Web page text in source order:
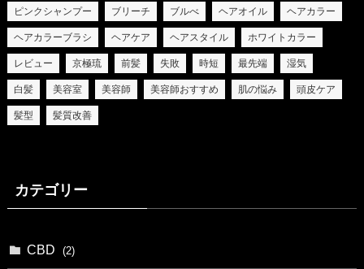
ピンクシャンプー ブリーチ ブルべ ヘアオイル ヘアカラー
ヘアカラーブラシ ヘアケア ヘアスタイル ホワイトカラー
レビュー 京極琉 前髪 失敗 時短 最先端 湿気
白髪 美容室 美容師 美容師おすすめ 肌の悩み 頭皮ケア
髪型 髪質改善
カテゴリー
CBD (2)